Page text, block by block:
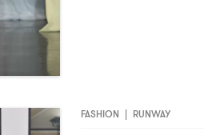
FASHION | RUNWAY